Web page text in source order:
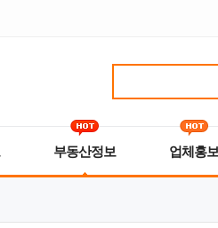
부동산정보 업체홍보